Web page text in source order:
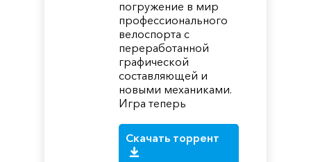
погружение в мир
профессионального
велоспорта с
переработанной
графической
составляющей и
новыми механиками.
Игра теперь
Скачать торрент